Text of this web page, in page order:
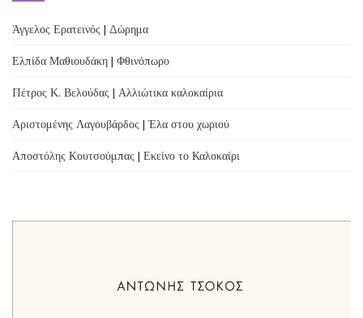
Άγγελος Ερατεινός | Δώρημα
Ελπίδα Μαθιουδάκη | Φθινόπωρο
Πέτρος Κ. Βελούδας | Αλλιώτικα καλοκαίρια
Αριστομένης Λαγουβάρδος | Έλα στου χωριού
Αποστόλης Κουτσούμπας | Εκείνο το Καλοκαίρι